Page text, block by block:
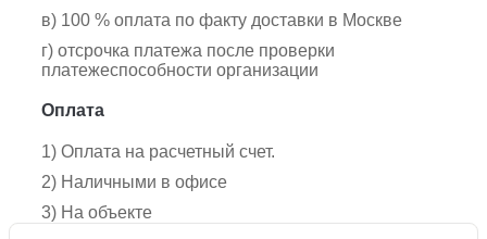
в) 100 % оплата по факту доставки в Москве
г) отсрочка платежа после проверки
платежеспособности организации
Оплата
1) Оплата на расчетный счет.
2) Наличными в офисе
3) На объекте